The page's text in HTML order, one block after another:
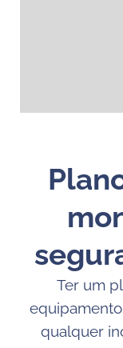
Ter um
qualquer